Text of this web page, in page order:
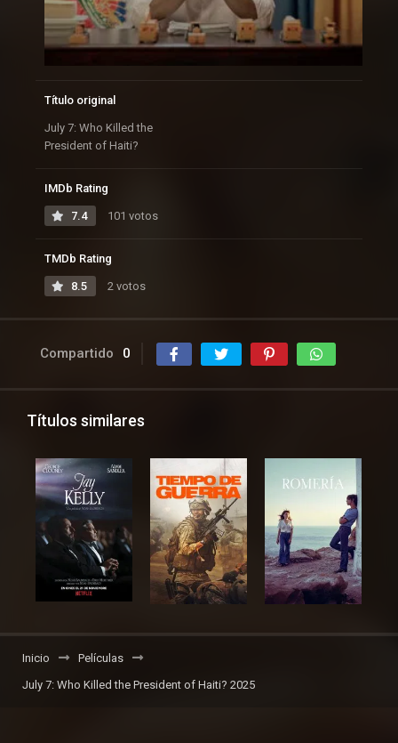
Título original
July 7: Who Killed the
President of Haiti?
IMDb Rating
7.4 101 votos
TMDb Rating
8.5 2 votos
Compartido 0
Títulos similares
Inicio
Películas
July 7: Who Killed the President of Haiti? 2025